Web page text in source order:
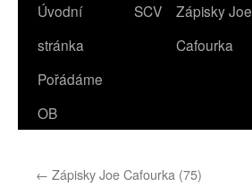
Úvodní
stránka
SCV
Zápisky Joe
Cafourka
Pořádáme
OB
← Zápisky Joe Cafourka (75)